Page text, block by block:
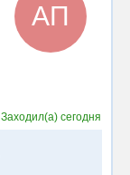
АП
Заходил(а) сегодня